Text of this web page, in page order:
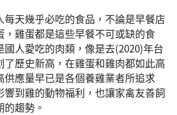
每天幾乎必吃的食品，不論是早餐店
，雞蛋都是這些早餐不可或缺的食
人愛吃的肉類，像是去(2020)年台
了歷史新高，在雞蛋和雞肉都如此高
供應量早已是各個養雞業者所追求
響到雞的動物福利，也讓家禽友善飼
趨勢。